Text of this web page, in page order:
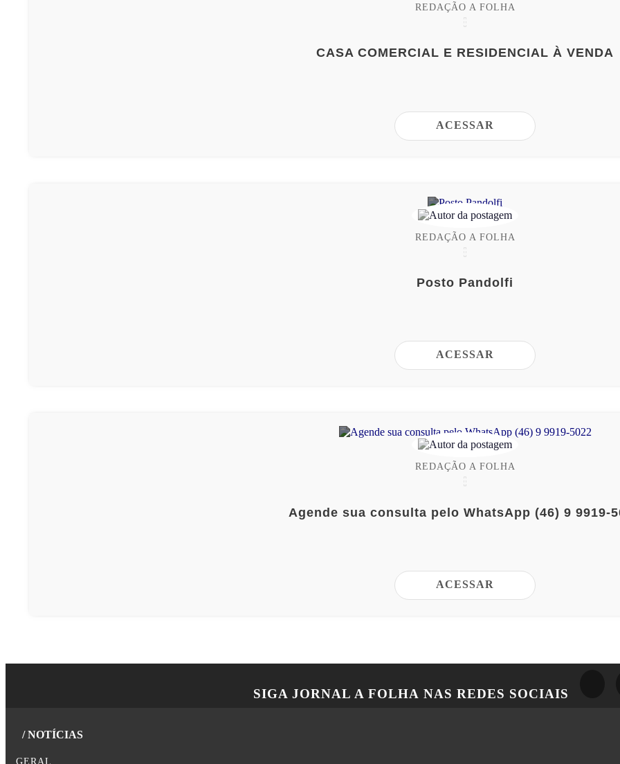
REDAÇÃO A FOLHA
CASA COMERCIAL E RESIDENCIAL À VENDA
ACESSAR
REDAÇÃO A FOLHA
Posto Pandolfi
ACESSAR
REDAÇÃO A FOLHA
Agende sua consulta pelo WhatsApp (46) 9 9919-
ACESSAR
SIGA JORNAL A FOLHA NAS REDES SOCIAIS
/ NOTÍCIAS
GERAL